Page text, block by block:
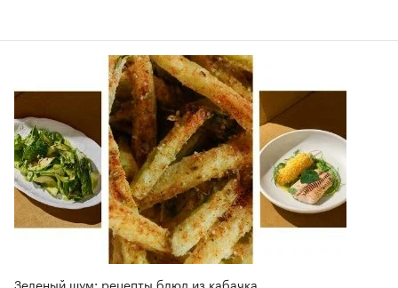
Зеленый шум: рецепты блюд из кабачка